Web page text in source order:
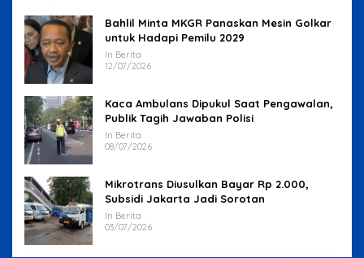
Bahlil Minta MKGR Panaskan Mesin Golkar
untuk Hadapi Pemilu 2029
In Berita
12/07/2026
Kaca Ambulans Dipukul Saat Pengawalan,
Publik Tagih Jawaban Polisi
In Berita
08/07/2026
Mikrotrans Diusulkan Bayar Rp 2.000,
Subsidi Jakarta Jadi Sorotan
In Berita
03/07/2026